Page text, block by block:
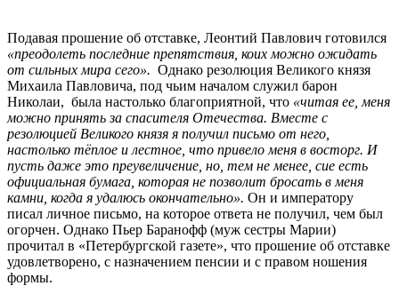
Подавая прошение об отставке, Леонтий Павлович готовился
«преодолеть последние препятствия, коих можно ожидать
от сильных мира сего». Однако резолюция Великого князя
Михаила Павловича, под чьим началом служил барон
Николаи, была настолько благоприятной, что «читая ее, меня
можно принять за спасителя Отечества. Вместе с
резолюцией Великого князя я получил письмо от него,
настолько тёплое и лестное, что привело меня в восторг. И
пусть даже это преувеличение, но, тем не менее, сие есть
официальная бумага, которая не позволит бросать в меня
камни, когда я удалюсь окончательно». Он и императору
писал личное письмо, на которое ответа не получил, чем был
огорчен. Однако Пьер Баранофф (муж сестры Марии)
прочитал в «Петербургской газете», что прошение об отставке
удовлетворено, с назначением пенсии и с правом ношения
формы.